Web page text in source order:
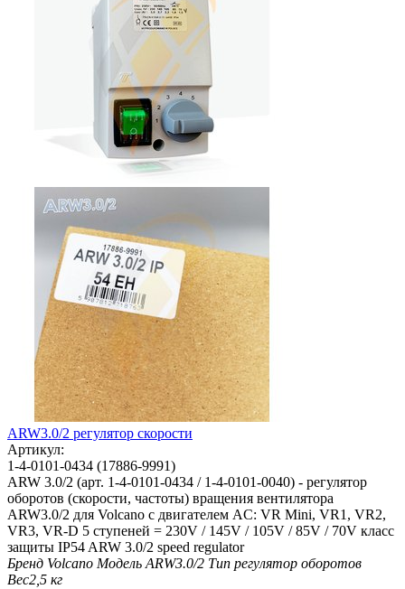
ARW3.0/2 регулятор скорости
Артикул:
1-4-0101-0434 (17886-9991)
ARW 3.0/2 (арт. 1-4-0101-0434 / 1-4-0101-0040) - регулятор
оборотов (скорости, частоты) вращения вентилятора
ARW3.0/2 для Volcano с двигателем AC: VR Mini, VR1, VR2,
VR3, VR-D 5 ступеней = 230V / 145V / 105V / 85V / 70V класс
защиты IP54 ARW 3.0/2 speed regulator
Бренд Volcano Модель ARW3.0/2 Тип регулятор оборотов
Вес2,5 кг